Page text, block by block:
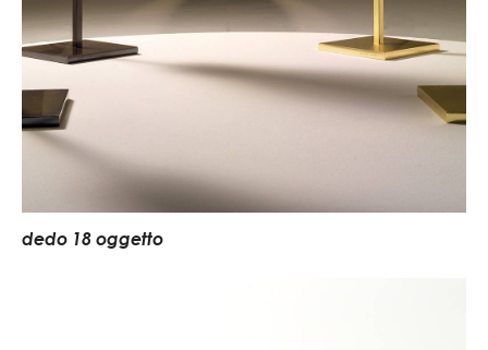
dedo 18 oggetto